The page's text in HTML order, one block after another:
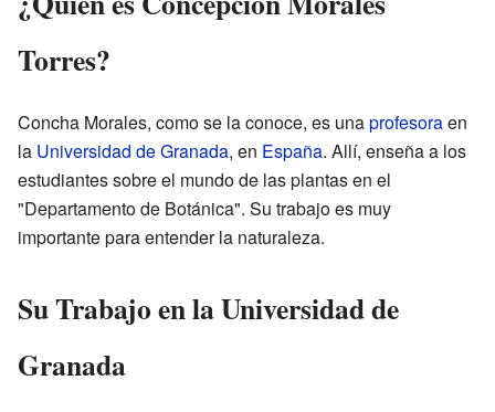
Torres?
Concha Morales, como se la conoce, es unaprofesoraen
la Universidad de Granada, en España. Allí, enseña a los
estudiantes sobre el mundo de las plantas en el
"Departamento de Botánica". Su trabajo es muy
importante para entender la naturaleza.
Su Trabajo en la Universidad de
Granada